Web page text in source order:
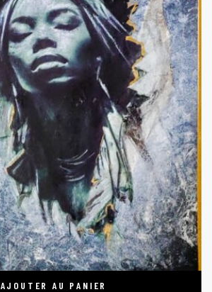
AJOUTER AU PANIER